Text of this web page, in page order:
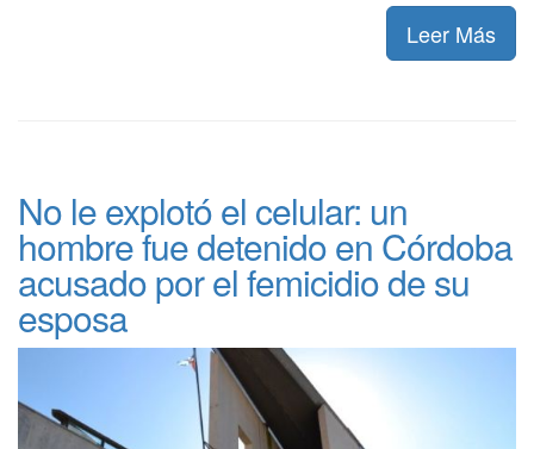
Leer Más
No le explotó el celular: un
hombre fue detenido en Córdoba
acusado por el femicidio de su
esposa